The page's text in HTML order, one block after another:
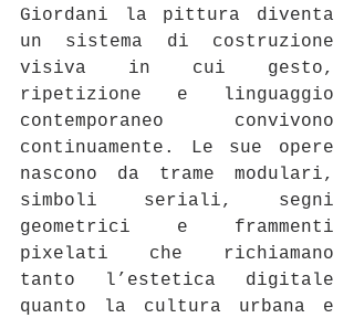
Giordani la pittura diventa
un sistema di costruzione
visiva in cui gesto,
ripetizione e linguaggio
contemporaneo convivono
continuamente. Le sue opere
nascono da trame modulari,
simboli seriali, segni
geometrici e frammenti
pixelati che richiamano
tanto l’estetica digitale
quanto la cultura urbana e